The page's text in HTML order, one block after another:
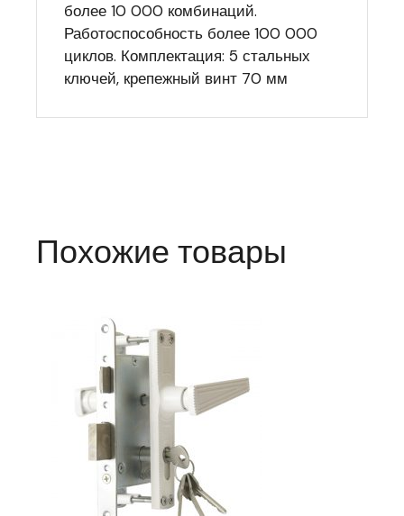
более 10 000 комбинаций.
Работоспособность более 100 000
циклов. Комплектация: 5 стальных
ключей, крепежный винт 70 мм
Похожие товары